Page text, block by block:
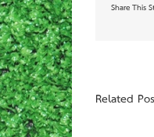
Share This
Related